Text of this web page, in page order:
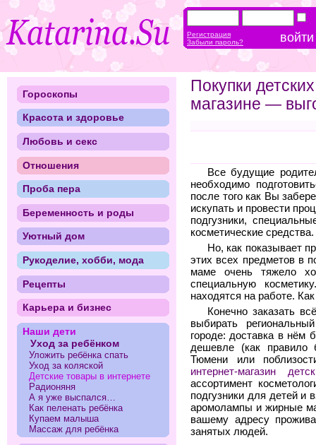
Покупки
магазине —
Все будущие
необходимо
после того как Вы
искупать и провести
подгузники,
косметические средства.
Но, как показывает
этих всех предметов в
маме очень тяжело
специальную
находятся на работе.
Конечно заказать
выбирать
городе: доставка в нём
дешевле (как
Тюмени или
интернет-магазин
ассортимент
подгузники для детей и
аромолампы и жирные
вашему адресу
занятых людей.
Гороскопы
Красота и здоровье
Любовь и секс
Отношения
Проба пера
Беременность и роды
Уютный дом
Рукоделие, хобби, мода
Рецепты
Карьера и бизнес
Наши дети
Уход за ребёнком
Уложить ребёнка спать
Уход за коляской
Детские товары в интернете
Радионяня
А я уже выспался…
Как пеленать ребёнка
Купаем малыша
Массаж для ребёнка
Регистрация
Забыли пароль?